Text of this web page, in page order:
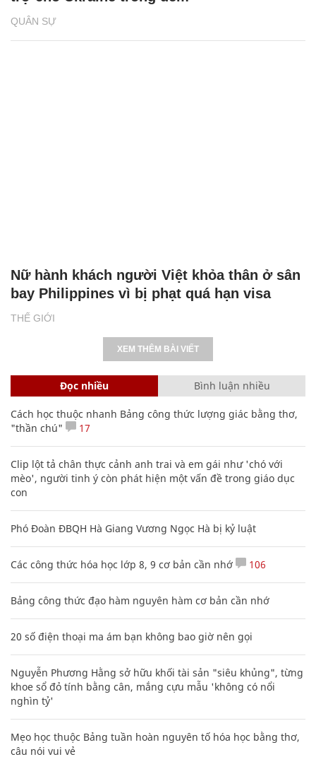
QUÂN SỰ
THẾ GIỚI
bay Philippines vì bị phạt quá hạn visa
XEM THÊM BÀI VIẾT
Cách học thuộc nhanh Bảng công thức lượng giác bằng thơ,
"thần chú"
17
Clip lột tả chân thực cảnh anh trai và em gái như 'chó với
mèo', người tinh ý còn phát hiện một vấn đề trong giáo dục
con
Phó Đoàn ĐBQH Hà Giang Vương Ngọc Hà bị kỷ luật
Các công thức hóa học lớp 8, 9 cơ bản cần nhớ 106
Bảng công thức đạo hàm nguyên hàm cơ bản cần nhớ
20 số điện thoại ma ám bạn không bao giờ nên gọi
Nguyễn Phương Hằng sở hữu khối tài sản "siêu khủng", từng
khoe sổ đỏ tính bằng cân, mắng cựu mẫu 'không có nổi
nghìn tỷ'
Mẹo học thuộc Bảng tuần hoàn nguyên tố hóa học bằng thơ,
câu nói vui vẻ